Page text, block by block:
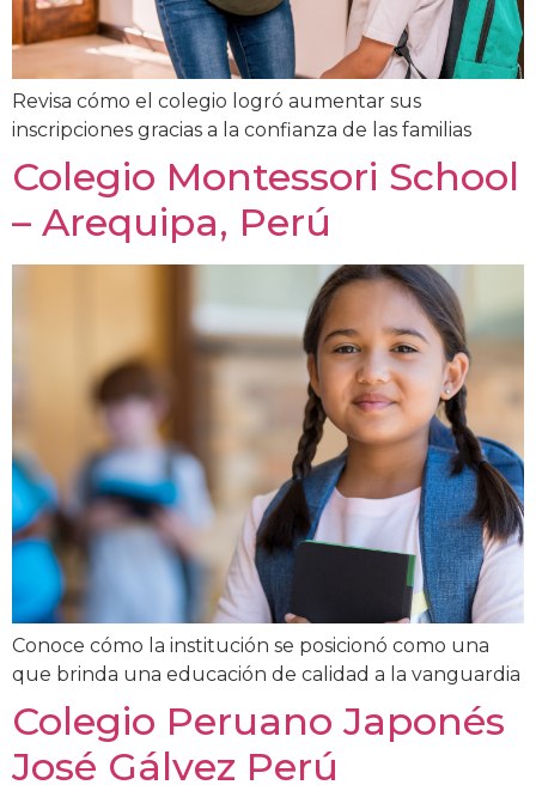
Revisa cómo el colegio logró aumentar sus
inscripciones gracias a la confianza de las familias
Colegio Montessori School
– Arequipa, Perú
Conoce cómo la institución se posicionó como una
que brinda una educación de calidad a la vanguardia
Colegio Peruano Japonés
José Gálvez Perú